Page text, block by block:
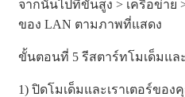
จากนั้นไปที่ขั้นสูง > เครือข่าย
ของ LAN ตามภาพที่แสดง
ขั้นตอนที่ 5 รีสตาร์ทโมเด็มและ
1) ปิดโมเด็มและเราเตอร์ขอ